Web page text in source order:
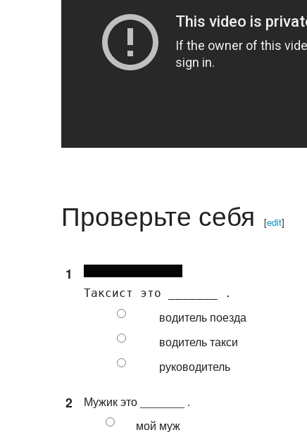
Проверьте себя [edit]
1
водитель поезда
водитель такси
руководитель
2
Мужик это _______ .
мой муж